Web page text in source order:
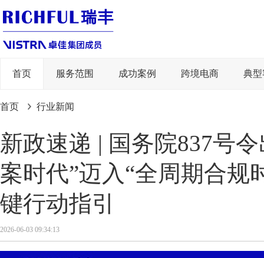
首页 服务范围 成功案例 跨境电商 典
首页 行业新闻
新政速递 | 国务院837号
案时代”迈入“全周期合规
键行动指引
2026-06-03 09:34:13